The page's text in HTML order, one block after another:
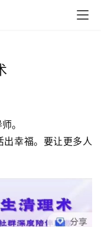
。
幸福。要让更多人